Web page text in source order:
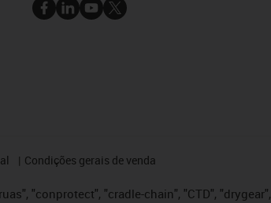
Condições gerais de venda
"conprotect", "cradle-chain", "CTD",